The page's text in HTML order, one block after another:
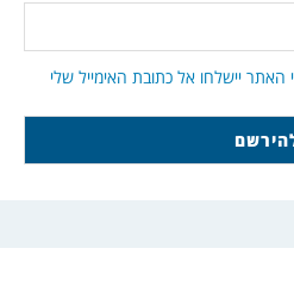
יישלחו אל כתובת האימייל שלי